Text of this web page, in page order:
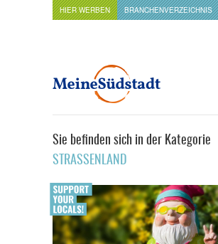
HIER WERBEN BRANCHENVERZEICHNIS
Sie befinden sich in der Kategorie
STRASSENLAND